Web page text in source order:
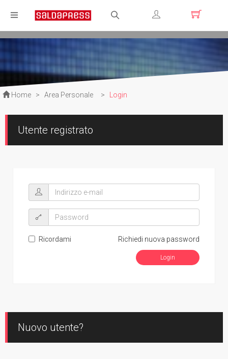
Registrati
Home > Area Personale > Login
Utente registrato
Richiedi nuova password
Ricordami
Nuovo utente?